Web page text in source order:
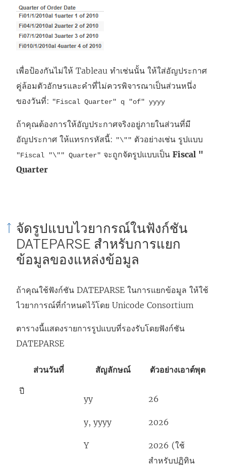
เพื่อป้องกันไม่ให้ Tableau ทำเช่นนั้น ให้ใส่อัญประกาศ
คู่ล้อมตัวอักษรและคำที่ไม่ควรพิจารณาเป็นส่วนหนึ่ง
ของวันที่: "Fiscal Quarter" q "of" yyyy
ถ้าคุณต้องการให้อัญประกาศจริงอยู่ภายในส่วนที่มี
อัญประกาศ ให้แทรกรหัสนี้: "\"" ตัวอย่างเช่น รูปแบบ
"Fiscal "\"" Quarter" จะถูกจัดรูปแบบเป็น Fiscal "
Quarter
จัดรูปแบบไวยากรณ์ในฟังก์ชัน
DATEPARSE สำหรับการแยก
ข้อมูลของแหล่งข้อมูล
ถ้าคุณใช้ฟังก์ชัน DATEPARSE ในการแยกข้อมูล ให้ใช้
ไวยาการณ์ที่กำหนดไว้โดย Unicode Consortium
ตารางนี้แสดงรายการรูปแบบที่รองรับโดยฟังก์ชัน
DATEPARSE
ส่วนวันที่ สัญลักษณ์ ตัวอย่างเอาต์พุต
ปี
yy
y, yyyy
Y
26
2026
2026 (ใช้
สำหรับปฏิทิน